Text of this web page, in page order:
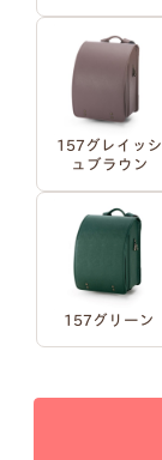
157グレイッシ
ュブラウン
157グリーン
例3）下の名
例5）苗字を
わるため